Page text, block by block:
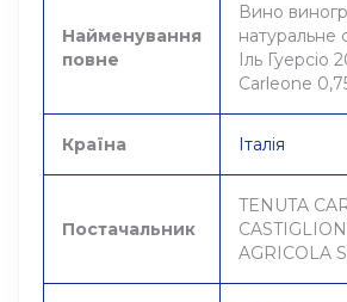
Найменування
повне
Вино
натуральне
Іль Гуерсіо
Carleone
Країна Італія
Постачальник
TENUTA
AGRICOLA